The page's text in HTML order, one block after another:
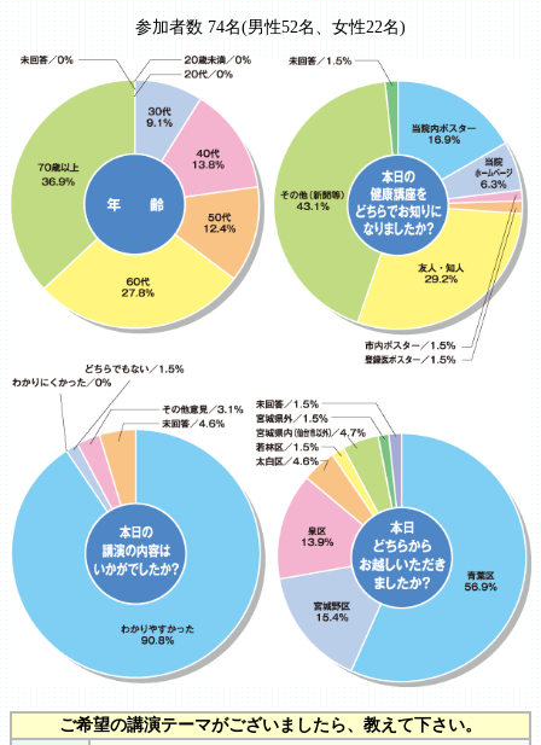
参加者数 74名(男性52名、女性22名)
ご希望の講演テーマがございましたら、教えて下さい。